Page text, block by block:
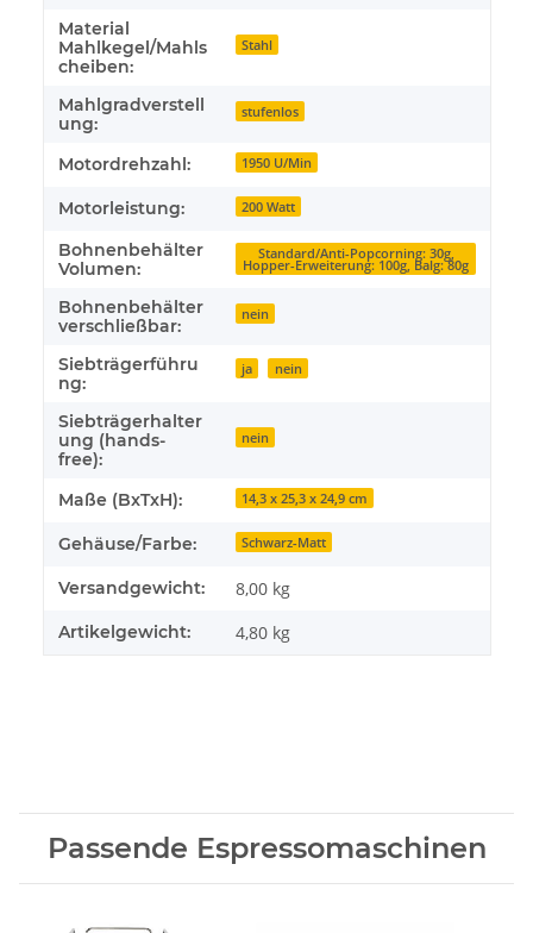
Material
Mahlkegel/Mahls
cheiben:
Stahl
Mahlgradverstell
ung:
stufenlos
Motordrehzahl: 1950 U/Min
Motorleistung: 200 Watt
Bohnenbehälter
Volumen:
Standard/Anti-Popcorning: 30g,
Hopper-Erweiterung: 100g, Balg: 80g
Bohnenbehälter
verschließbar:
nein
Siebträgerführu
ng:
ja nein
Siebträgerhalter
ung (hands-
free):
nein
Maße (BxTxH): 14,3 x 25,3 x 24,9 cm
Gehäuse/Farbe: Schwarz-Matt
Versandgewicht: 8,00 kg
Artikelgewicht: 4,80 kg
Passende Espressomaschinen